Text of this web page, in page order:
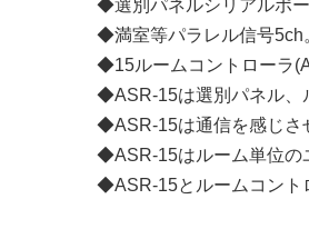
◆選別パネルシリアルポー
◆満室等パラレル信号5ch
◆15ルームコントローラ
◆ASR-15は選別パネル、
◆ASR-15は通信を感じさ
◆ASR-15はルーム単位の
◆ASR-15とルームコント